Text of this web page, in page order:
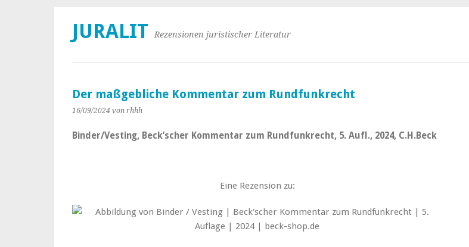
JURALIT Rezensionen juristischer Literatur
Der maßgebliche Kommentar zum Rundfunkrecht
16/09/2024 von rhhh
Binder/Vesting, Beck’scher Kommentar zum Rundfunkrecht, 5. Aufl., 2024, C.H.Beck
Eine Rezension zu: